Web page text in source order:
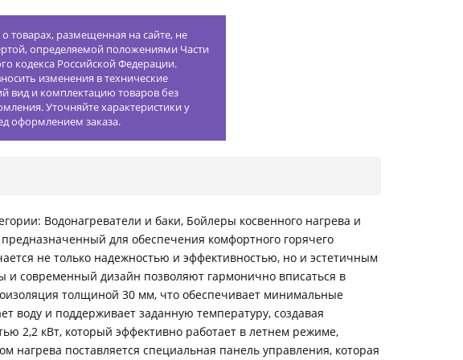
размещенная на сайте, не
определяемой положениями Части
кодекса Российской Федерации.
изменения в технические
вид и комплектацию товаров без
Уточняйте характеристики у
оформлением заказа.
Водонагреватели и баки, Бойлеры косвенного нагрева и
для обеспечения комфортного горячего
не только надежностью и эффективностью, но и эстетичным
и современный дизайн позволяют гармонично вписаться в
толщиной 30 мм, что обеспечивает минимальные
воду и поддерживает заданную температуру, создавая
2,2 кВт, который эффективно работает в летнем режиме,
поставляется специальная панель управления, которая